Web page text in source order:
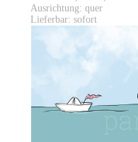
Ausrichtung: quer
Lieferbar: sofort